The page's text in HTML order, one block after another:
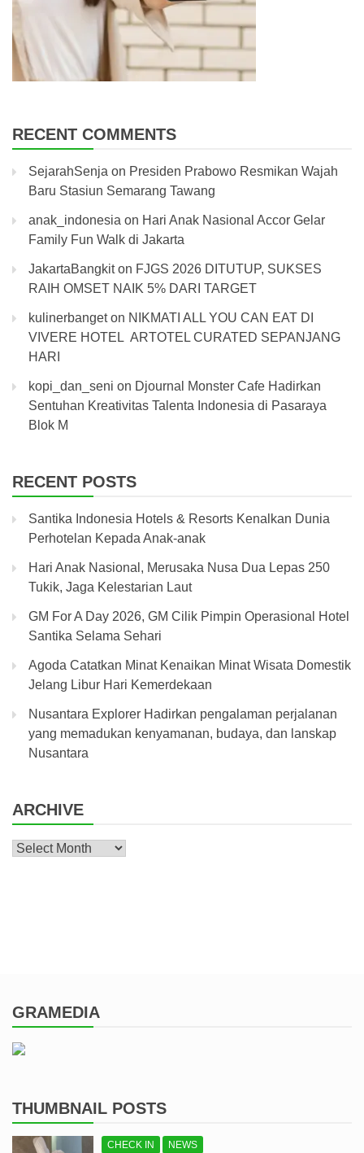
RECENT COMMENTS
SejarahSenja on Presiden Prabowo Resmikan Wajah
Baru Stasiun Semarang Tawang
anak_indonesia on Hari Anak Nasional Accor Gelar
Family Fun Walk di Jakarta
JakartaBangkiton FJGS 2026 DITUTUP, SUKSES
RAIH OMSET NAIK 5% DARI TARGET
kulinerbangeton NIKMATI ALL YOU CAN EAT DI
VIVERE HOTEL ARTOTEL CURATED SEPANJANG
HARI
kopi_dan_seni on Djournal Monster Cafe Hadirkan
Sentuhan Kreativitas Talenta Indonesia di Pasaraya
Blok M
RECENT POSTS
Santika Indonesia Hotels & Resorts Kenalkan Dunia
Perhotelan Kepada Anak-anak
Hari Anak Nasional, Merusaka Nusa Dua Lepas 250
Tukik, Jaga Kelestarian Laut
GM For A Day 2026, GM Cilik Pimpin Operasional Hotel
Santika Selama Sehari
Agoda Catatkan Minat Kenaikan Minat Wisata Domestik
Jelang Libur Hari Kemerdekaan
Nusantara Explorer Hadirkan pengalaman perjalanan
yang memadukan kenyamanan, budaya, dan lanskap
Nusantara
ARCHIVE
Archive
GRAMEDIA
THUMBNAIL POSTS
CHECK IN NEWS